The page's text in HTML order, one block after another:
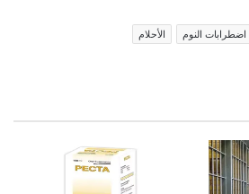
اضطرابات النوم الأحلام